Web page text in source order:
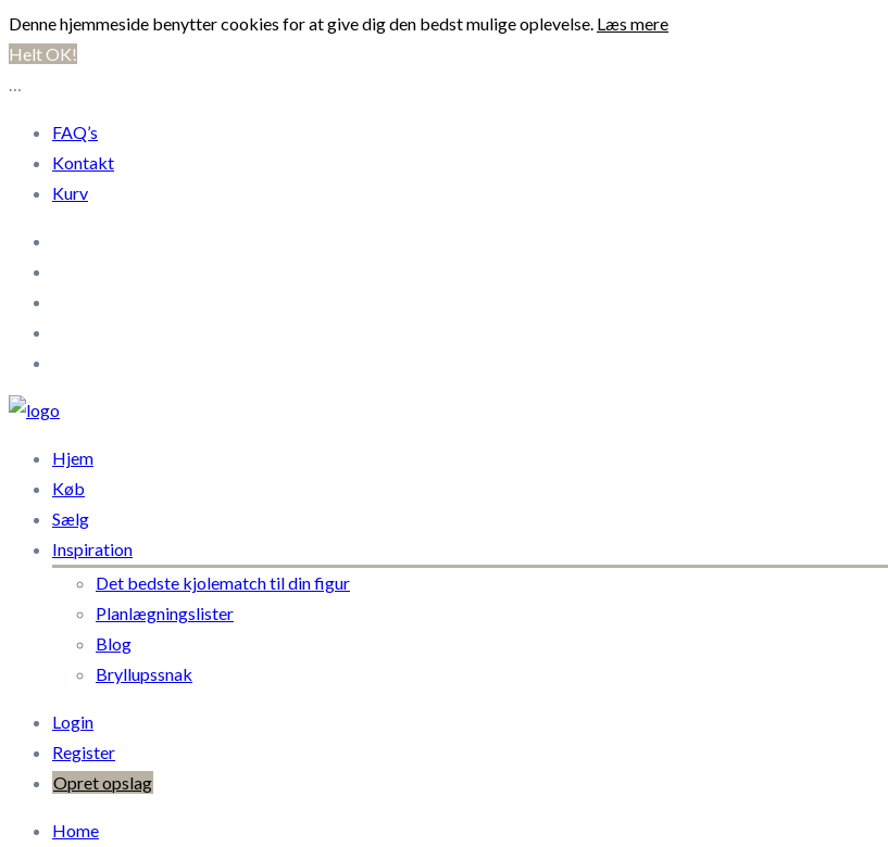
Denne hjemmeside benytter cookies for at give dig den bedst mulige oplevelse. Læs mere
Helt OK!
…
FAQ’s
Kontakt
Kurv
Hjem
Køb
Sælg
Inspiration
Det bedste kjolematch til din figur
Planlægningslister
Blog
Bryllupssnak
Login
Register
Opret opslag
Home